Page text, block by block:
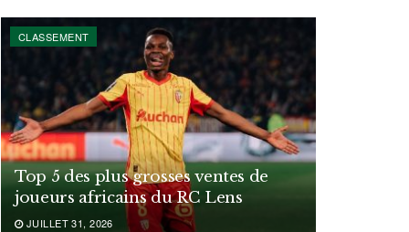
CLASSEMENT
Top 5 des plus grosses ventes de
joueurs africains du RC Lens
JUILLET 31, 2026